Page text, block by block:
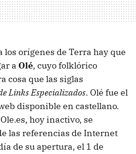
los orígenes de Terra hay que
a Olé, cuyo folklórico
cosa que las siglas
Links Especializados. Olé fue el
disponible en castellano.
hoy inactivo, se
las referencias de Internet
de su apertura, el 1 de